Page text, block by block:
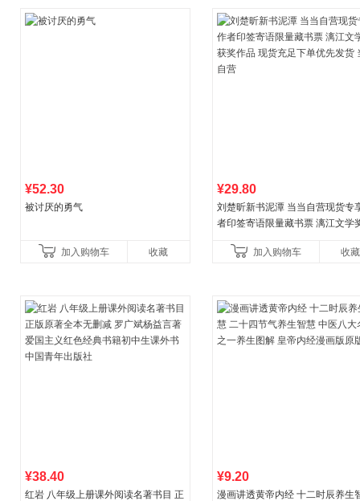
¥52.30
被讨厌的勇气
加入购物车 收藏
¥29.80
刘楚昕新书泥潭 当当自营现货专
者印签寄语限量藏书票 漓江文学
加入购物车 收藏
¥38.40
红岩 八年级上册课外阅读名著书目 正
¥9.20
漫画讲透黄帝内经 十二时辰养生